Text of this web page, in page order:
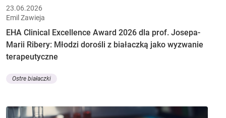
23.06.2026
Emil Zawieja
EHA Clinical Excellence Award 2026 dla prof. Josepa-
Marii Ribery: Młodzi dorośli z białaczką jako wyzwanie
terapeutyczne
Ostre białaczki